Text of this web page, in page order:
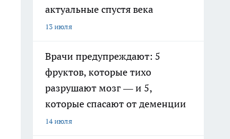
актуальные спустя века
13 июля
Врачи предупреждают: 5
фруктов, которые тихо
разрушают мозг — и 5,
которые спасают от деменции
14 июля